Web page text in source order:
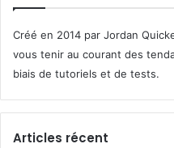
Créé en 2014 par Jordan
vous tenir au courant des
biais de tutoriels et de tests.
Articles récent